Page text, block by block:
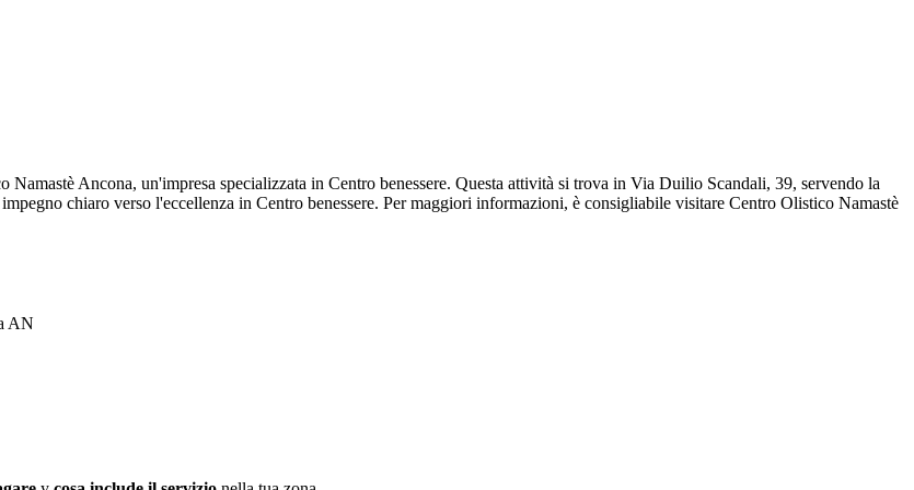
Ancona, un'impresa specializzata in Centro benessere. Questa attività si trova in Via Duilio Scandali, 39, servendo la
chiaro verso l'eccellenza in Centro benessere. Per maggiori informazioni, è consigliabile visitare Centro Olistico Namastè
AN